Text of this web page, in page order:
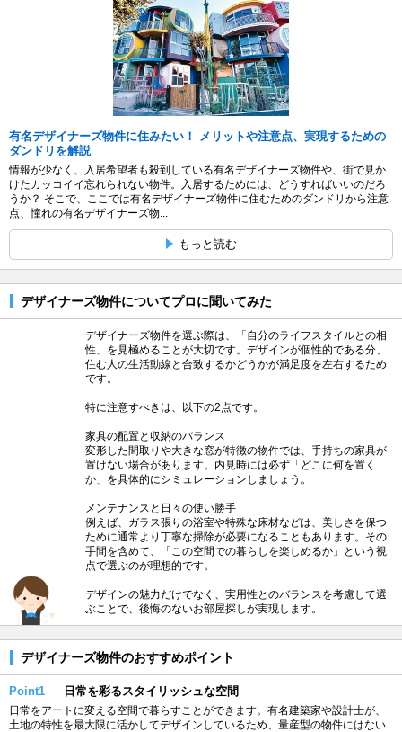
有名デザイナーズ物件に住みたい！ メリットや注意点、実現するための
ダンドリを解説
情報が少なく、入居希望者も殺到している有名デザイナーズ物件や、街で見か
けたカッコイイ忘れられない物件。入居するためには、どうすればいいのだろ
うか？ そこで、ここでは有名デザイナーズ物件に住むためのダンドリから注意
点、憧れの有名デザイナーズ物...
もっと読む
デザイナーズ物件についてプロに聞いてみた
デザイナーズ物件を選ぶ際は、「自分のライフスタイルとの相
性」を見極めることが大切です。デザインが個性的である分、
住む人の生活動線と合致するかどうかが満足度を左右するため
です。
特に注意すべきは、以下の2点です。
家具の配置と収納のバランス
変形した間取りや大きな窓が特徴の物件では、手持ちの家具が
置けない場合があります。内見時には必ず「どこに何を置く
か」を具体的にシミュレーションしましょう。
メンテナンスと日々の使い勝手
例えば、ガラス張りの浴室や特殊な床材などは、美しさを保つ
ために通常より丁寧な掃除が必要になることもあります。その
手間を含めて、「この空間での暮らしを楽しめるか」という視
点で選ぶのが理想的です。
デザインの魅力だけでなく、実用性とのバランスを考慮して選
ぶことで、後悔のないお部屋探しが実現します。
デザイナーズ物件のおすすめポイント
Point1 日常を彩るスタイリッシュな空間
日常をアートに変える空間で暮らすことができます。有名建築家や設計士が、
土地の特性を最大限に活かしてデザインしているため、量産型の物件にはない